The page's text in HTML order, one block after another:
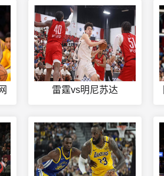
雷霆vs明尼苏达